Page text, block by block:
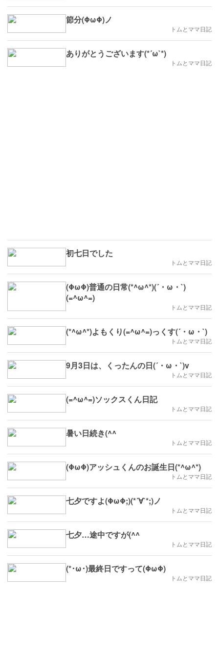
節分(ΦωΦ)ノ
トムとママ日記
ありがとうございます(*´ω`*)
トムとママ日記
初七日でした
トムとママ日記
(ΦωΦ)普通の日常(*^ω^*)(´・ω・`)
(=^ω^=)
トムとママ日記
(*^ω^*)よもくり(=^ω^=)っくす(´・ω・`)
トムとママ日記
9月3日は、くったんの日(´・ω・`)v
トムとママ日記
(=^ω^=)ソックスくん日記
トムとママ日記
暑い日続き(^^ゞ
トムとママ日記
(ΦωΦ)アッシュくんのお誕生日(*^ω^*)
トムとママ日記
七夕ですよ(ΦωΦ;)(*´∀`*;)ノ
トムとママ日記
七夕…途中ですが(^^ゞ
トムとママ日記
(*･ω･)最終日ですって(ΦωΦ)
トムとママ日記